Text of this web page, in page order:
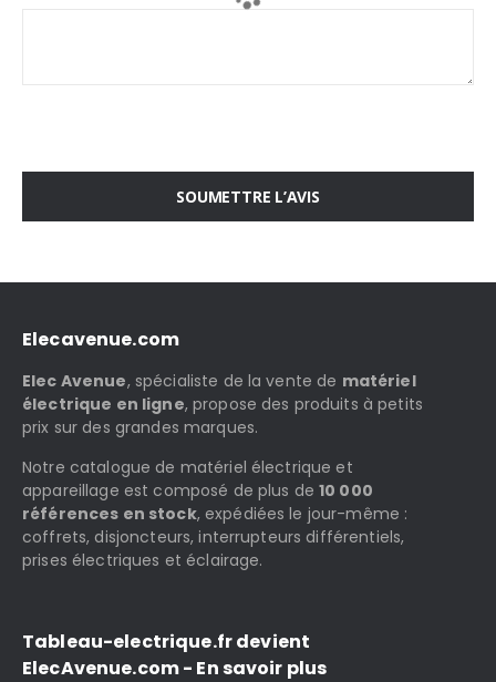
SOUMETTRE L’AVIS
Elecavenue.com
Elec Avenue, spécialiste de la vente de matériel
électrique en ligne, propose des produits à petits
prix sur des grandes marques.
Notre catalogue de matériel électrique et
appareillage est composé de plus de10 000
références en stock, expédiées le jour-même :
coffrets, disjoncteurs, interrupteurs différentiels,
prises électriques et éclairage.
Tableau-electrique.fr devient
ElecAvenue.com - En savoir plus